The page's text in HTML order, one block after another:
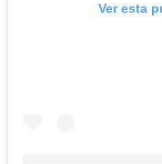
Ver esta